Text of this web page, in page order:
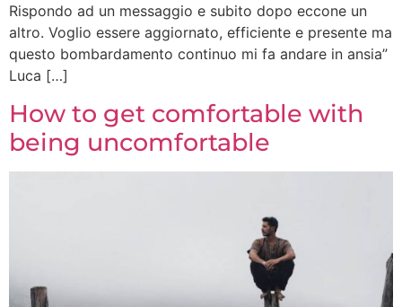
Rispondo ad un messaggio e subito dopo eccone un
altro. Voglio essere aggiornato, efficiente e presente ma
questo bombardamento continuo mi fa andare in ansia”
Luca […]
How to get comfortable with
being uncomfortable